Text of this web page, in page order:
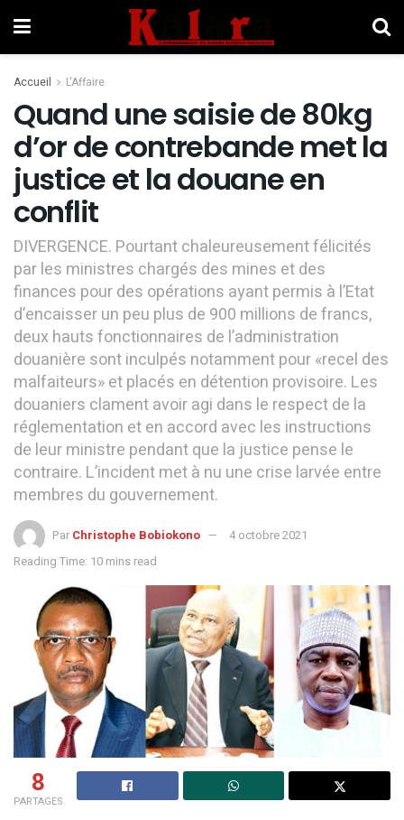
Accueil L'Affaire
Quand une saisie de 80kg
d’or de contrebande met la
justice et la douane en
conflit
DIVERGENCE. Pourtant chaleureusement félicités
par les ministres chargés des mines et des
finances pour des opérations ayant permis à l’Etat
d’encaisser un peu plus de 900 millions de francs,
deux hauts fonctionnaires de l’administration
douanière sont inculpés notamment pour «recel des
malfaiteurs» et placés en détention provisoire. Les
douaniers clament avoir agi dans le respect de la
réglementation et en accord avec les instructions
de leur ministre pendant que la justice pense le
contraire. L’incident met à nu une crise larvée entre
membres du gouvernement.
Par Christophe Bobiokono
4 octobre 2021
Reading Time: 10 mins read
8
PARTAGES